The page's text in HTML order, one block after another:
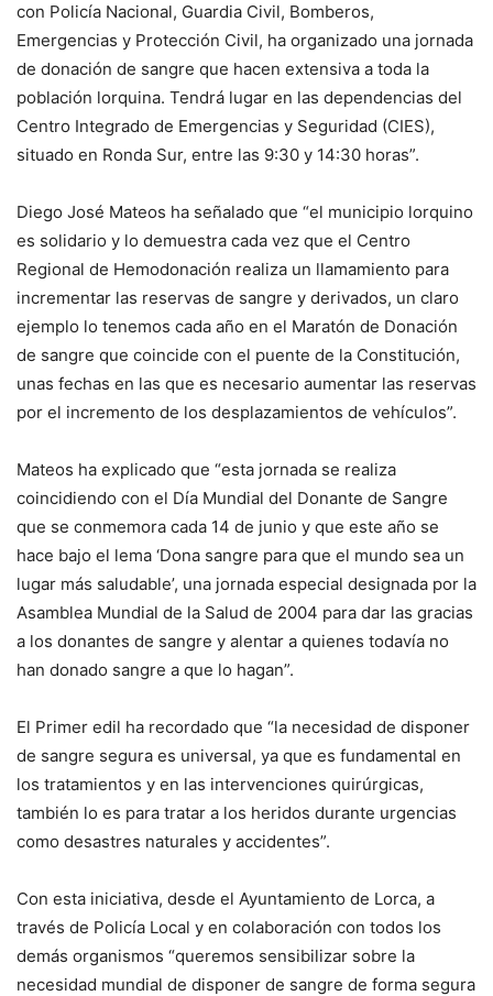
con Policía Nacional, Guardia Civil, Bomberos,
Emergencias y Protección Civil, ha organizado una jornada
de donación de sangre que hacen extensiva a toda la
población lorquina. Tendrá lugar en las dependencias del
Centro Integrado de Emergencias y Seguridad (CIES),
situado en Ronda Sur, entre las 9:30 y 14:30 horas”.
Diego José Mateos ha señalado que “el municipio lorquino
es solidario y lo demuestra cada vez que el Centro
Regional de Hemodonación realiza un llamamiento para
incrementar las reservas de sangre y derivados, un claro
ejemplo lo tenemos cada año en el Maratón de Donación
de sangre que coincide con el puente de la Constitución,
unas fechas en las que es necesario aumentar las reservas
por el incremento de los desplazamientos de vehículos”.
Mateos ha explicado que “esta jornada se realiza
coincidiendo con el Día Mundial del Donante de Sangre
que se conmemora cada 14 de junio y que este año se
hace bajo el lema ‘Dona sangre para que el mundo sea un
lugar más saludable’, una jornada especial designada por la
Asamblea Mundial de la Salud de 2004 para dar las gracias
a los donantes de sangre y alentar a quienes todavía no
han donado sangre a que lo hagan”.
El Primer edil ha recordado que “la necesidad de disponer
de sangre segura es universal, ya que es fundamental en
los tratamientos y en las intervenciones quirúrgicas,
también lo es para tratar a los heridos durante urgencias
como desastres naturales y accidentes”.
Con esta iniciativa, desde el Ayuntamiento de Lorca, a
través de Policía Local y en colaboración con todos los
demás organismos “queremos sensibilizar sobre la
necesidad mundial de disponer de sangre de forma segura